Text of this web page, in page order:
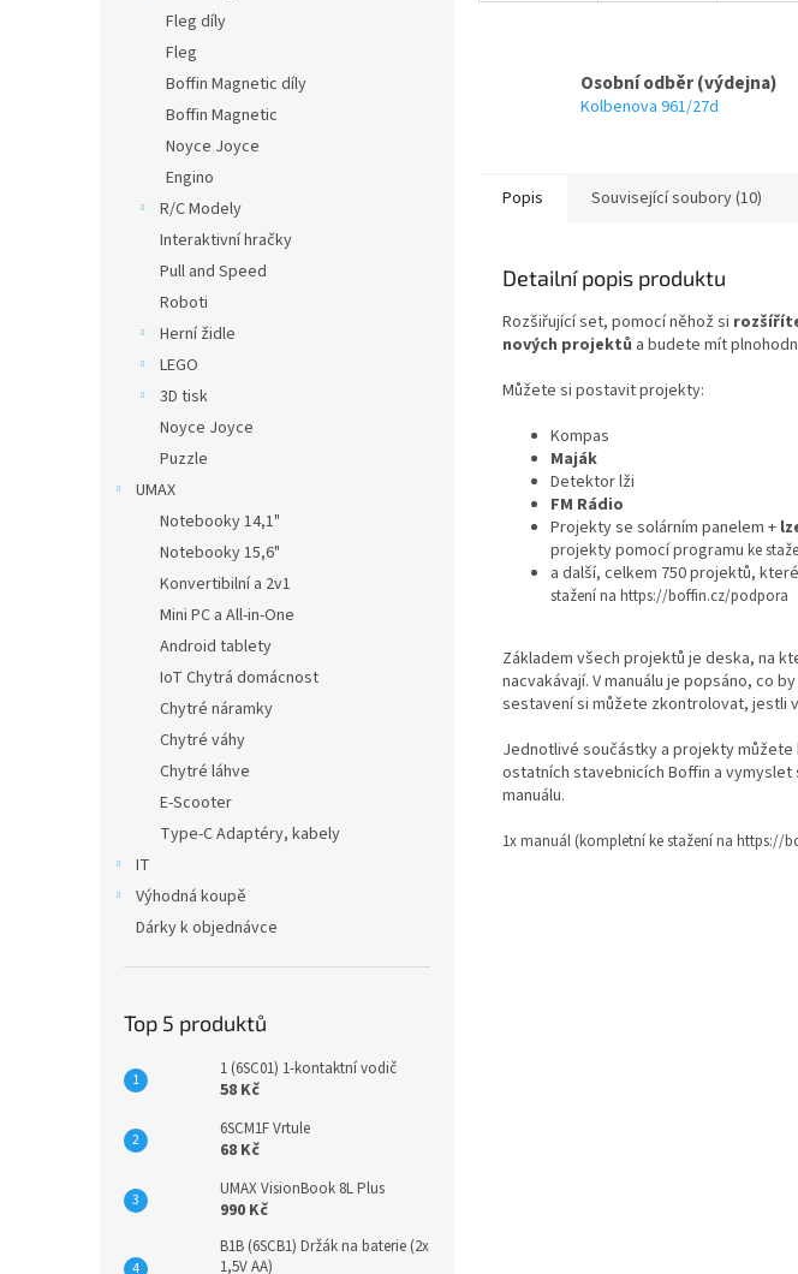
Fleg díly
Fleg
Boffin Magnetic díly
Boffin Magnetic
Noyce Joyce
Engino
R/C Modely
Interaktivní hračky
Pull and Speed
Roboti
Herní židle
LEGO
3D tisk
Noyce Joyce
Puzzle
UMAX
Notebooky 14,1"
Notebooky 15,6"
Konvertibilní a 2v1
Mini PC a All-in-One
Android tablety
IoT Chytrá domácnost
Chytré náramky
Chytré váhy
Chytré láhve
E-Scooter
Type-C Adaptéry, kabely
IT
Výhodná koupě
Dárky k objednávce
Top 5 produktů
1 (6SC01) 1-kontaktní vodič
58 Kč
6SCM1F Vrtule
68 Kč
UMAX VisionBook 8L Plus
990 Kč
B1B (6SCB1) Držák na baterie (2x
1,5V AA)
Osobní odběr (výdejna)
Kolbenova 961/27d
Popis Související soubory (10)
Detailní popis produktu
Rozšiřující set, pomocí něhož si
nových projektů a budete mít
Můžete si postavit projekty:
Kompas
Maják
Detektor lži
FM Rádio
Projekty se solárním panelem +
projekty pomocí programu ke
a další, celkem 750 projektů,
stažení na https://boffin.cz/podpora
Základem všech projektů je deska, na
nacvakávají. V manuálu je popsáno, co
sestavení si můžete zkontrolovat, jestli
Jednotlivé součástky a projekty
ostatních stavebnicích Boffin a
manuálu.
1x manuál (kompletní ke stažení na https://